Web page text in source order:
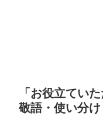
「お役立てい
敬語・使い分け